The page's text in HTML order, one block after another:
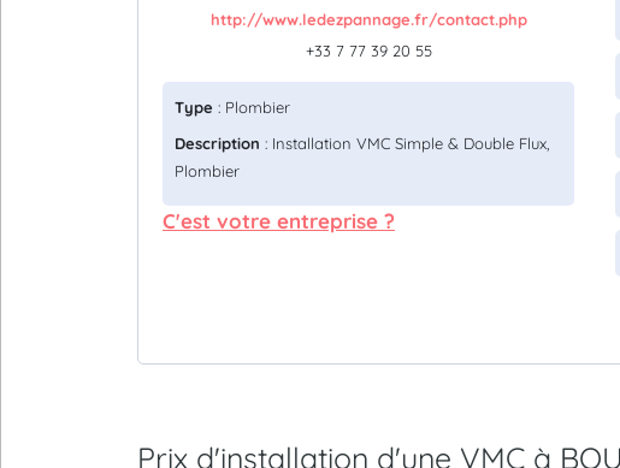
http://www.ledezpannage.fr/contact.php
+33 7 77 39 20 55
Type : Plombier
Description : Installation VMC Simple & Double Flux,
Plombier
C'est votre entreprise ?
Prix d'installation d'une VMC à